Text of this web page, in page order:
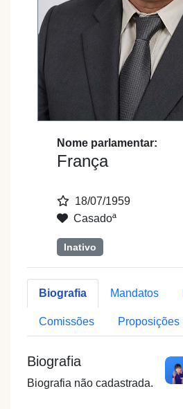
Nome parlamentar:
França
18/07/1959
Casadoª
Inativo
Biografia Mandatos
Comissões Proposições
Biografia
Biografia não cadastrada.